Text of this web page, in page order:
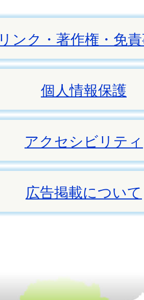
リンク・著作権・免
個人情報保護
アクセシビリティ
広告掲載について